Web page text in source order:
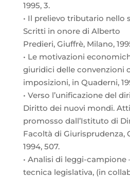
1995, 3.
• Il prelievo tributario nello
Scritti in onore di Alberto
Predieri, Giuffrè, Milano,
• Le motivazioni
giuridici delle convenzioni
imposizioni, in Quaderni,
• Verso l’unificazione del
Diritto dei nuovi mondi.
promosso dall’Istituto di
Facoltà di Giurisprudenza,
1994, 507.
• Analisi di leggi-campione
tecnica legislativa, (in